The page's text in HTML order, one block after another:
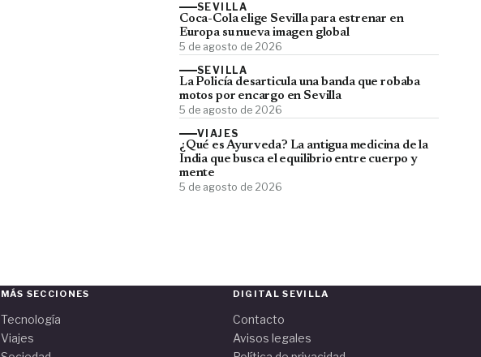
SEVILLA
Coca-Cola elige Sevilla para estrenar en
Europa su nueva imagen global
5 de agosto de 2026
SEVILLA
La Policía desarticula una banda que robaba
motos por encargo en Sevilla
5 de agosto de 2026
VIAJES
¿Qué es Ayurveda? La antigua medicina de la
India que busca el equilibrio entre cuerpo y
mente
5 de agosto de 2026
MÁS SECCIONES
Tecnología
Viajes
DIGITAL SEVILLA
Contacto
Avisos legales